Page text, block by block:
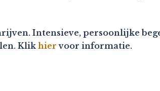
Intensieve, persoonlijke
Klik hier voor informatie.